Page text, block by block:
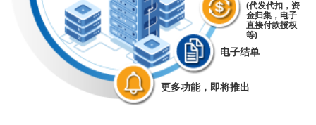
(代发代扣，资
金归集，电子
直接付款授权
等)
电子结单
更多功能，即将推出